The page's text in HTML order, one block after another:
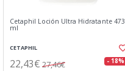
Cetaphil Loción Ultra Hidratante 473
ml
CETAPHIL
22,43€ 27,46€ - 18%